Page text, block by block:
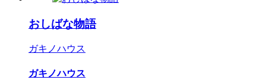
おしばな物語
ガキノハウス
ガキノハウス